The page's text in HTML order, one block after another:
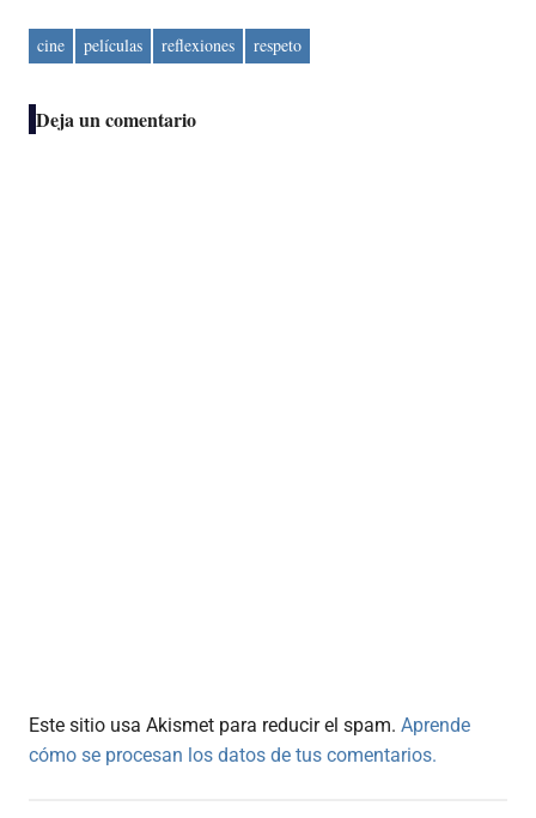
cine películas reflexiones respeto
Deja un comentario
Este sitio usa Akismet para reducir el spam. Aprende
cómo se procesan los datos de tus comentarios.